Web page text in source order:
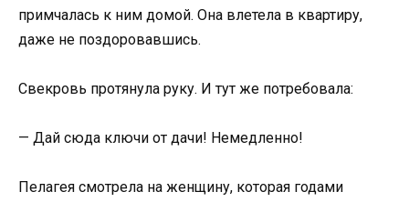
примчалась к ним домой. Она влетела в квартиру,
даже не поздоровавшись.
Свекровь протянула руку. И тут же потребовала:
— Дай сюда ключи от дачи! Немедленно!
Пелагея смотрела на женщину, которая годами